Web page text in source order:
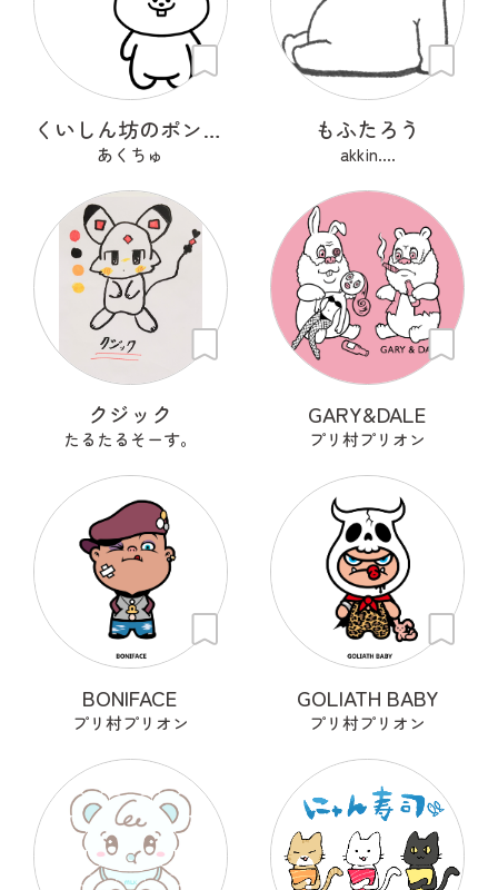
くいしん坊のポンちゃん
あくちゅ
もふたろう
akkin....
クジック
たるたるそーす。
GARY&DALE
プリ村プリオン
BONIFACE
プリ村プリオン
GOLIATH BABY
プリ村プリオン